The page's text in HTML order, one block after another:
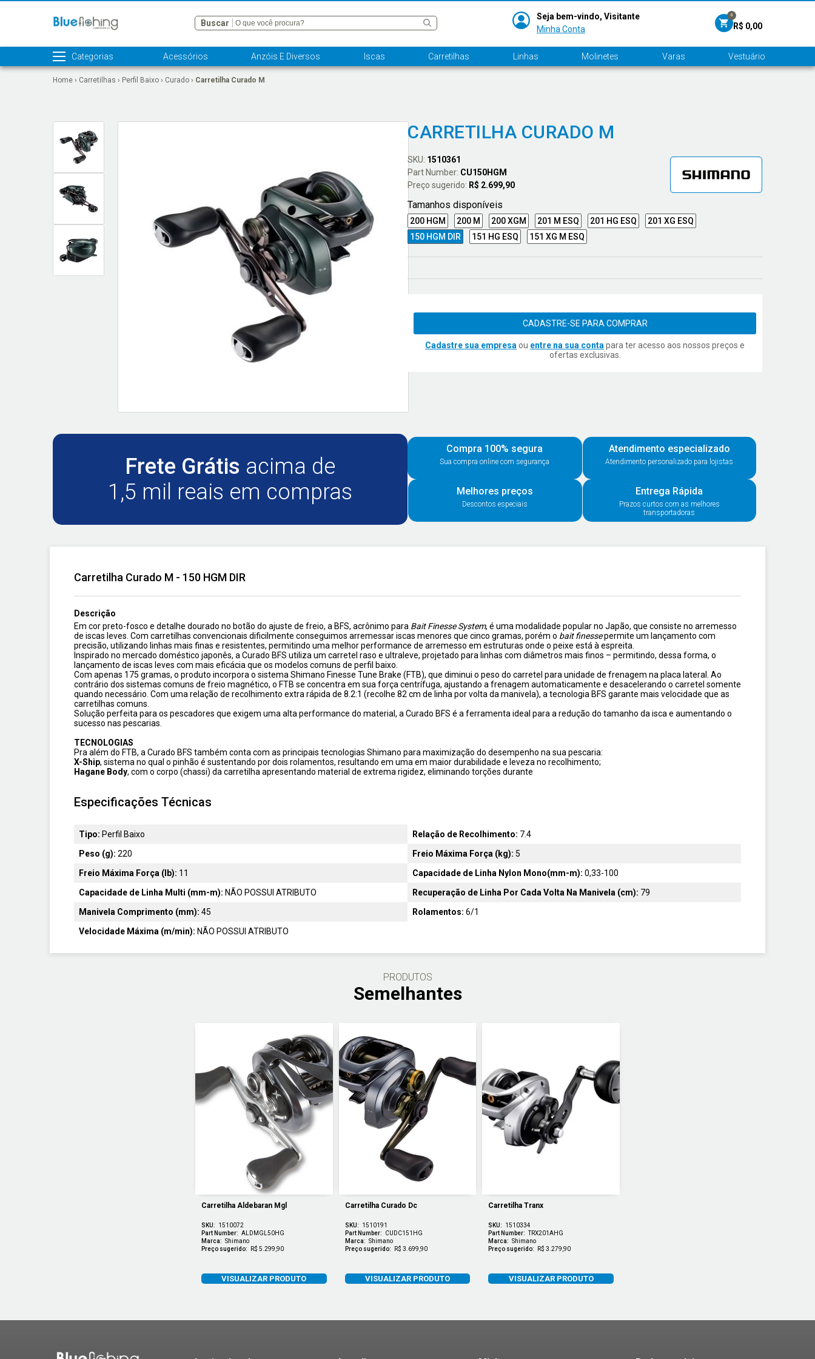
Buscar
Seja bem-vindo, Visitante
Minha Conta
0
R$ 0,00
Categorias Acessórios Anzóis E Diversos Iscas Carretilhas Linhas Molinetes Varas Vestuário
Home › Carretilhas › Perfil Baixo › Curado › Carretilha Curado M
CARRETILHA CURADO M
SKU: 1510361
Part Number: CU150HGM
Preço sugerido: R$ 2.699,90
Tamanhos disponíveis
200 HGM 200 M 200 XGM 201 M ESQ 201 HG ESQ
201 XG ESQ
150 HGM DIR
151 HG ESQ 151 XG M ESQ
CADASTRE-SE PARA COMPRAR
Cadastre sua empresa ou entre na sua conta para ter acesso aos nossos preços e
ofertas exclusivas.
Frete Grátis acima de
1,5 mil reais em compras
Compra 100% segura
Sua compra online com segurança
Atendimento especializado
Atendimento personalizado para lojistas
Melhores preços
Descontos especiais
Entrega Rápida
Prazos curtos com as melhores
transportadoras
Carretilha Curado M - 150 HGM DIR
Descrição
Em cor preto-fosco e detalhe dourado no botão do ajuste de freio, a BFS, acrônimo para Bait Finesse System, é uma modalidade popular no Japão, que consiste no arremesso
de iscas leves. Com carretilhas convencionais dificilmente conseguimos arremessar iscas menores que cinco gramas, porém o bait finessepermite um lançamento com
precisão, utilizando linhas mais finas e resistentes, permitindo uma melhor performance de arremesso em estruturas onde o peixe está à espreita.
Inspirado no mercado doméstico japonês, a Curado BFS utiliza um carretel raso e ultraleve, projetado para linhas com diâmetros mais finos – permitindo, dessa forma, o
lançamento de iscas leves com mais eficácia que os modelos comuns de perfil baixo.
Com apenas 175 gramas, o produto incorpora o sistema Shimano Finesse Tune Brake (FTB), que diminui o peso do carretel para unidade de frenagem na placa lateral. Ao
contrário dos sistemas comuns de freio magnético, o FTB se concentra em sua força centrífuga, ajustando a frenagem automaticamente e desacelerando o carretel somente
quando necessário. Com uma relação de recolhimento extra rápida de 8.2:1 (recolhe 82 cm de linha por volta da manivela), a tecnologia BFS garante mais velocidade que as
carretilhas comuns.
Solução perfeita para os pescadores que exigem uma alta performance do material, a Curado BFS é a ferramenta ideal para a redução do tamanho da isca e aumentando o
sucesso nas pescarias.
TECNOLOGIAS
Pra além do FTB, a Curado BFS também conta com as principais tecnologias Shimano para maximização do desempenho na sua pescaria:
X-Ship, sistema no qual o pinhão é sustentando por dois rolamentos, resultando em uma em maior durabilidade e leveza no recolhimento;
Hagane Body, com o corpo (chassi) da carretilha apresentando material de extrema rigidez, eliminando torções durante
Especificações Técnicas
Tipo: Perfil Baixo Relação de Recolhimento: 7.4
Peso (g): 220 Freio Máxima Força (kg): 5
Freio Máxima Força (lb): 11 Capacidade de Linha Nylon Mono(mm-m): 0,33-100
Capacidade de Linha Multi (mm-m): NÃO POSSUI ATRIBUTO Recuperação de Linha Por Cada Volta Na Manivela (cm): 79
Manivela Comprimento (mm): 45 Rolamentos: 6/1
Velocidade Máxima (m/min): NÃO POSSUI ATRIBUTO
PRODUTOS
Semelhantes
Carretilha Aldebaran Mgl
SKU:
1510072
Part Number: ALDMGL50HG
Marca: Shimano
Preço sugerido:
R$ 5.299,90
Carretilha Curado Dc
SKU:
1510191
Part Number:
CUDC151HG
Marca: Shimano
Preço sugerido:
R$ 3.699,90
Carretilha Tranx
SKU:
1510334
Part Number: TRX201AHG
Marca: Shimano
Preço sugerido:
R$ 3.279,90